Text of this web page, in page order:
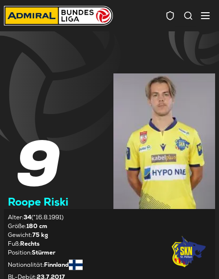
9
Roope Riski
Alter:34(*16.8.1991)
Größe:180 cm
Gewicht:75 kg
Fuß:Rechts
Position:Stürmer
Nationalität:Finnland
BL-Debüt:23.7.2017